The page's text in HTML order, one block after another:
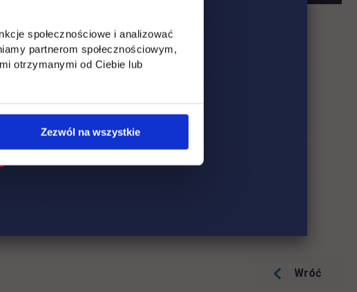
społecznościowe i analizować
partnerom społecznościowym,
otrzymanymi od Ciebie lub
Zezwól na wszystkie
Wróć